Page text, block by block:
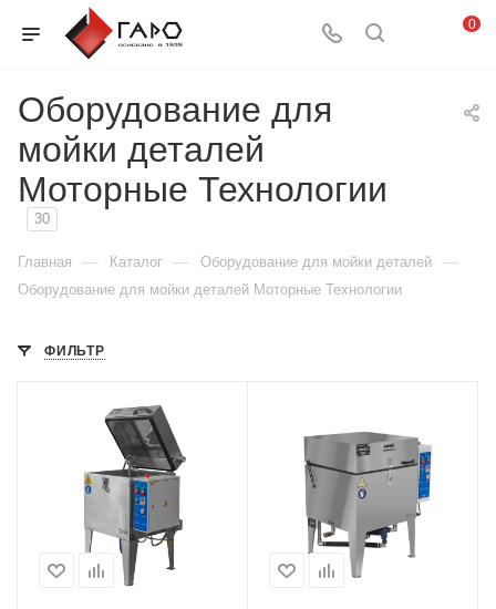
0
Оборудование для
мойки деталей
Моторные Технологии
30
Главная — Каталог — Оборудование для мойки деталей —
Оборудование для мойки деталей Моторные Технологии
ФИЛЬТР